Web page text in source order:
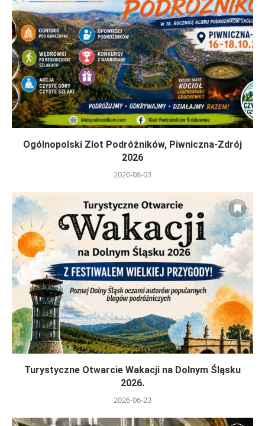
Ogólnopolski Zlot Podróżników, Piwniczna-Zdrój
2026
2026-08-03
Turystyczne Otwarcie Wakacji na Dolnym Śląsku
2026.
2026-06-23